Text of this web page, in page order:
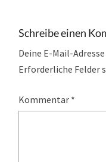
Schreibe einen
Deine E-Mail-
Erforderliche Felder
Kommentar *